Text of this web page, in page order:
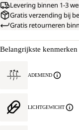
Levering binnen 1-3
Gratis verzending bij
Gratis retourneren
Belangrijkste kenmerken
ADEMEND
LICHTGEWICHT